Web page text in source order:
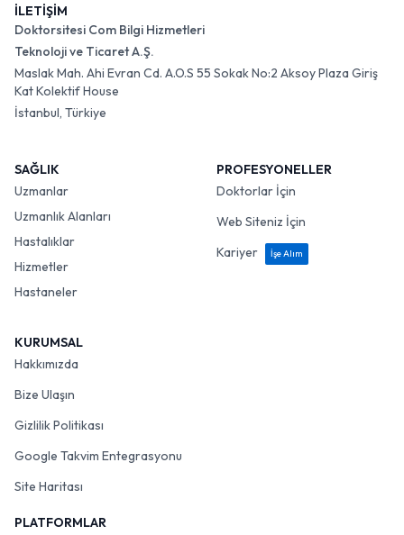
İLETİŞİM
Doktorsitesi Com Bilgi Hizmetleri
Teknoloji ve Ticaret A.Ş.
Maslak Mah. Ahi Evran Cd. A.O.S 55 Sokak No:2 Aksoy Plaza Giriş
Kat Kolektif House
İstanbul, Türkiye
SAĞLIK
Uzmanlar
Uzmanlık Alanları
Hastalıklar
Hizmetler
Hastaneler
PROFESYONELLER
Doktorlar İçin
Web Siteniz İçin
Kariyer
İşe Alım
KURUMSAL
Hakkımızda
Bize Ulaşın
Gizlilik Politikası
Google Takvim Entegrasyonu
Site Haritası
PLATFORMLAR